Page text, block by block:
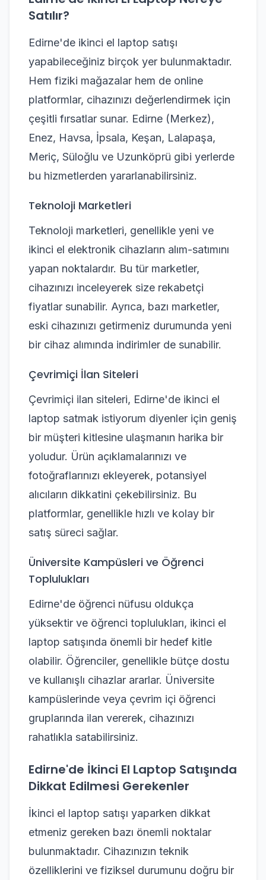
Satılır?
Edirne'de ikinci el laptop satışı
yapabileceğiniz birçok yer bulunmaktadır.
Hem fiziki mağazalar hem de online
platformlar, cihazınızı değerlendirmek için
çeşitli fırsatlar sunar. Edirne (Merkez),
Enez, Havsa, İpsala, Keşan, Lalapaşa,
Meriç, Süloğlu ve Uzunköprü gibi yerlerde
bu hizmetlerden yararlanabilirsiniz.
Teknoloji Marketleri
Teknoloji marketleri, genellikle yeni ve
ikinci el elektronik cihazların alım-satımını
yapan noktalardır. Bu tür marketler,
cihazınızı inceleyerek size rekabetçi
fiyatlar sunabilir. Ayrıca, bazı marketler,
eski cihazınızı getirmeniz durumunda yeni
bir cihaz alımında indirimler de sunabilir.
Çevrimiçi İlan Siteleri
Çevrimiçi ilan siteleri, Edirne'de ikinci el
laptop satmak istiyorum diyenler için geniş
bir müşteri kitlesine ulaşmanın harika bir
yoludur. Ürün açıklamalarınızı ve
fotoğraflarınızı ekleyerek, potansiyel
alıcıların dikkatini çekebilirsiniz. Bu
platformlar, genellikle hızlı ve kolay bir
satış süreci sağlar.
Üniversite Kampüsleri ve Öğrenci
Toplulukları
Edirne'de öğrenci nüfusu oldukça
yüksektir ve öğrenci toplulukları, ikinci el
laptop satışında önemli bir hedef kitle
olabilir. Öğrenciler, genellikle bütçe dostu
ve kullanışlı cihazlar ararlar. Üniversite
kampüslerinde veya çevrim içi öğrenci
gruplarında ilan vererek, cihazınızı
rahatlıkla satabilirsiniz.
Edirne'de İkinci El Laptop Satışında
Dikkat Edilmesi Gerekenler
İkinci el laptop satışı yaparken dikkat
etmeniz gereken bazı önemli noktalar
bulunmaktadır. Cihazınızın teknik
özelliklerini ve fiziksel durumunu doğru bir